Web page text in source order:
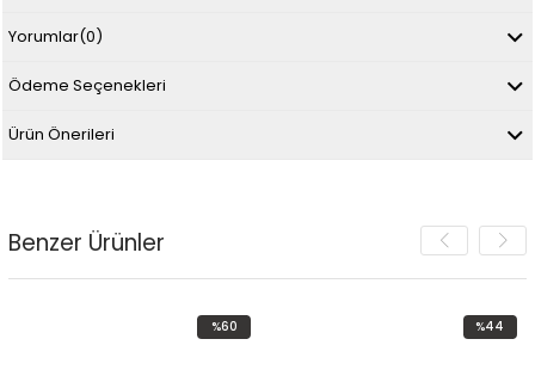
Yorumlar(0)
Ödeme Seçenekleri
Ürün Önerileri
Benzer Ürünler
%60
%44